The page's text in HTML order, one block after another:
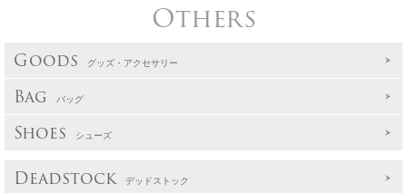
Others
Goods グッズ・アクセサリー
Bag バッグ
Shoes シューズ
Deadstock デッドストック